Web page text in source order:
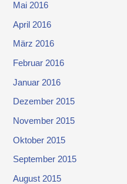
Mai 2016
April 2016
März 2016
Februar 2016
Januar 2016
Dezember 2015
November 2015
Oktober 2015
September 2015
August 2015